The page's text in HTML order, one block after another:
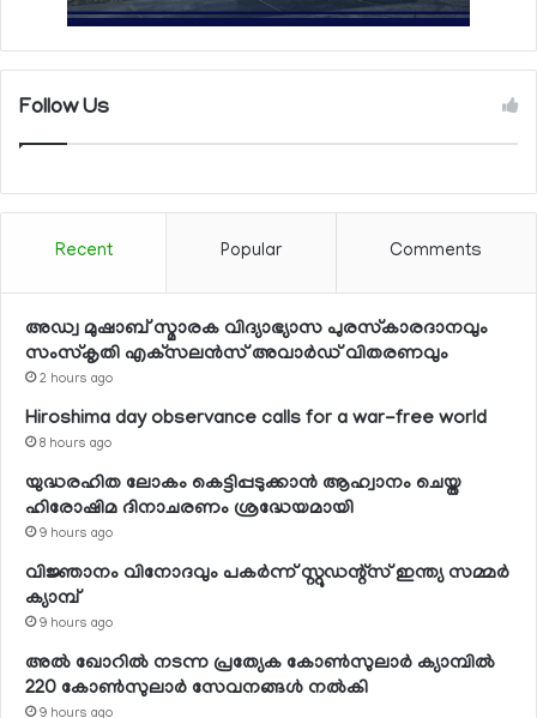
Follow Us
Recent Popular Comments
അഡ്വ മുഷാബ് സ്മാരക വിദ്യാഭ്യാസ പുരസ്‌കാരദാനവും
സംസ്‌കൃതി എക്‌സലന്‍സ് അവാര്‍ഡ് വിതരണവും
2 hours ago
Hiroshima day observance calls for a war-free world
8 hours ago
യുദ്ധരഹിത ലോകം കെട്ടിപ്പടുക്കാന്‍ ആഹ്വാനം ചെയ്ത
ഹിരോഷിമ ദിനാചരണം ശ്രദ്ധേയമായി
9 hours ago
വിജ്ഞാനം വിനോദവും പകര്‍ന്ന് സ്റ്റുഡന്റ്‌സ് ഇന്ത്യ സമ്മര്‍
ക്യാമ്പ്
9 hours ago
അല്‍ ഖോറില്‍ നടന്ന പ്രത്യേക കോണ്‍സുലാര്‍ ക്യാമ്പില്‍
220 കോണ്‍സുലാര്‍ സേവനങ്ങള്‍ നല്‍കി
9 hours ago